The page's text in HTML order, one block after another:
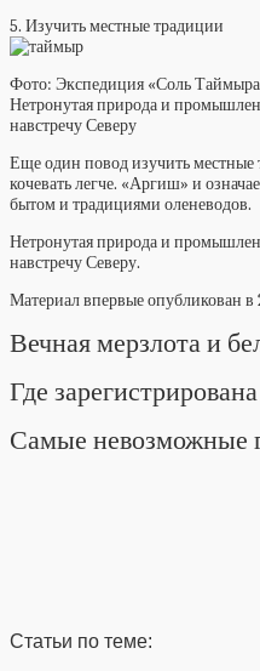
5. Изучить местные традиции
Фото: Экспедиция «Соль
Нетронутая природа и
навстречу Северу
Еще один повод изучить
кочевать легче. «Аргиш» и
бытом и традициями оленеводов.
Нетронутая природа и
навстречу Северу.
Материал впервые опубликован в
Вечная мерзлота и
Где
Самые невозможные
Статьи по теме: